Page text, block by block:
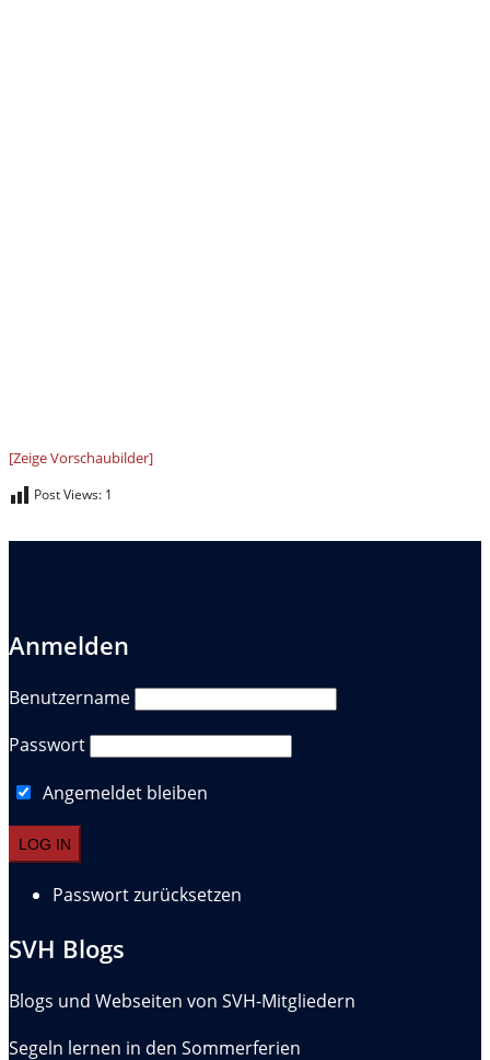
[Zeige Vorschaubilder]
Post Views: 1
Anmelden
Benutzername
Passwort
Angemeldet bleiben
Passwort zurücksetzen
SVH Blogs
Blogs und Webseiten von SVH-Mitgliedern
Segeln lernen in den Sommerferien